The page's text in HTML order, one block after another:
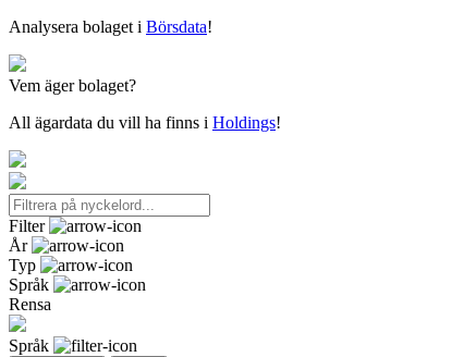
Analysera bolaget i Börsdata!
Vem äger bolaget?
All ägardata du vill ha finns i Holdings!
Filter
År
Typ
Språk
Rensa
Språk